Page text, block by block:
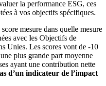
la performance ESG, ces
à vos objectifs spécifiques.
score mesure dans quelle mesure
avec les Objectifs de
Unies. Les scores vont de -10
plus grande part moyenne
ayant une contribution nette
d’un indicateur de l’impact